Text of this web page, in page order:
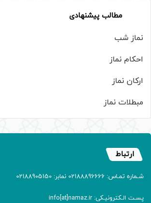
مطالب پیشنهادی
نماز شب
احکام نماز
ارکان نماز
مبطلات نماز
ارتباط
شـماره تمـاس: 02188896666 نمابر: 02188905150
پسـت الـکترونیـکی: info[at]namaz.ir